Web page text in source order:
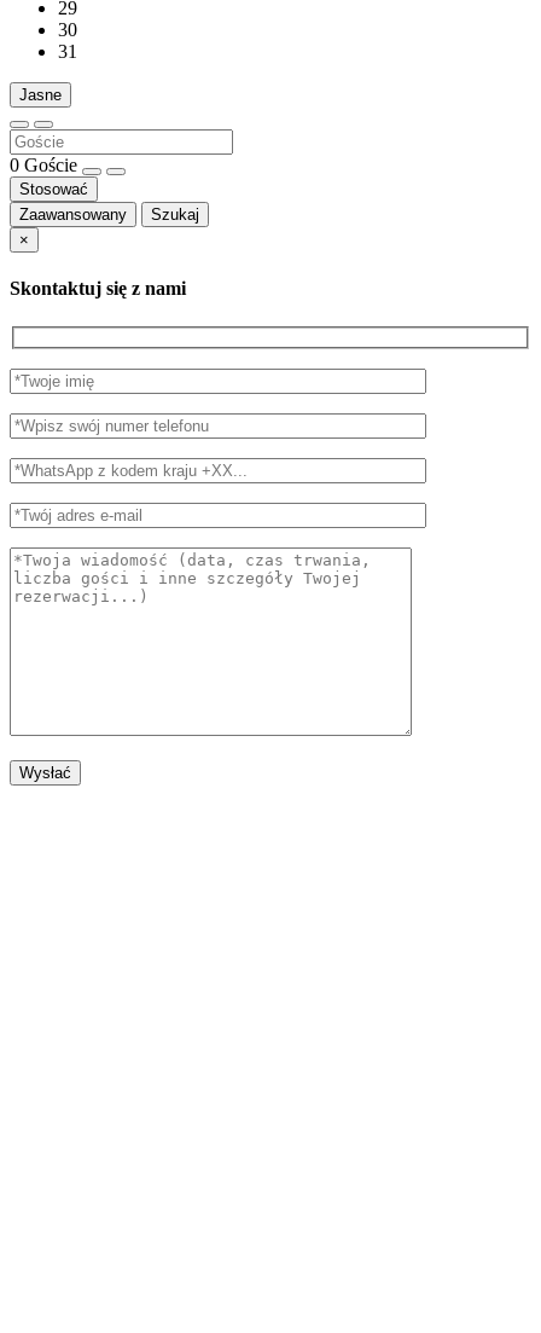
29
30
31
Jasne
0 Goście
Stosować
Zaawansowany
Szukaj
×
Skontaktuj się z nami